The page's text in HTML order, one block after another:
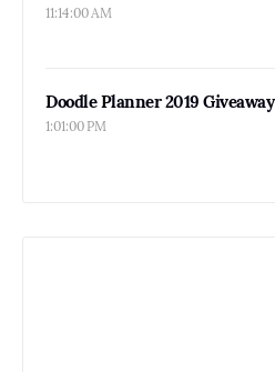
11:14:00 AM
Doodle Planner 2019 Giveaway
1:01:00 PM